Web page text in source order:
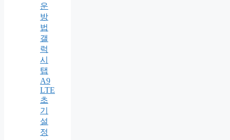
운
방
법
갤
럭
시
탭
A9
LTE
초
기
설
정